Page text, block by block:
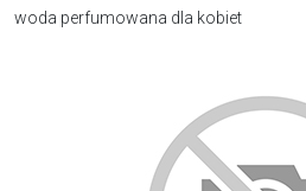
woda perfumowana dla kobiet